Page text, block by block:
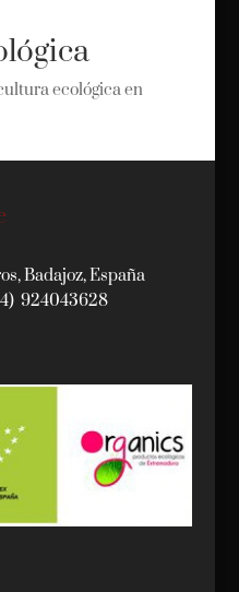
ecológica en
Badajoz, España
924043628